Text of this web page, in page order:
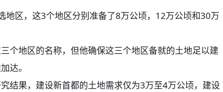
区，这3个地区分别准备了8万公顷，12万公顷和30万
地区的名称，但他确保这三个地区备就的土地足以建
达。
果，建设新首都的土地需求仅为3万至4万公顷，建设